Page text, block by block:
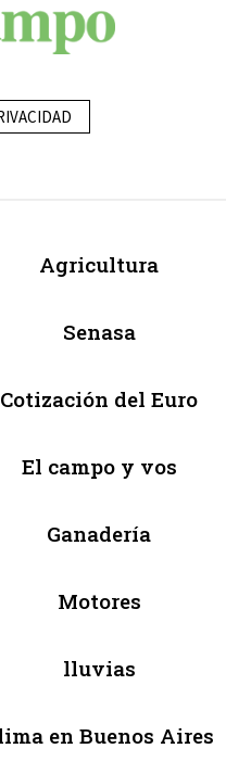
Agricultura
Senasa
Cotización del Euro
El campo y vos
Ganadería
Motores
lluvias
en Buenos Aires